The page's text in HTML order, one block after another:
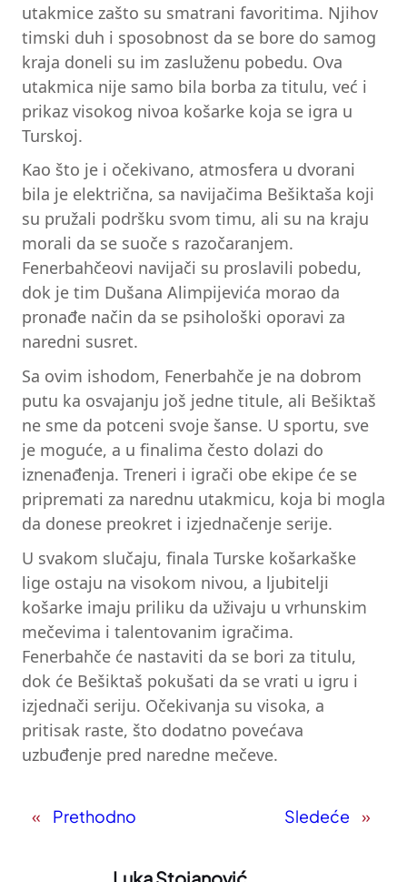
utakmice zašto su smatrani favoritima. Njihov
timski duh i sposobnost da se bore do samog
kraja doneli su im zasluženu pobedu. Ova
utakmica nije samo bila borba za titulu, već i
prikaz visokog nivoa košarke koja se igra u
Turskoj.
Kao što je i očekivano, atmosfera u dvorani
bila je električna, sa navijačima Bešiktaša koji
su pružali podršku svom timu, ali su na kraju
morali da se suoče s razočaranjem.
Fenerbahčeovi navijači su proslavili pobedu,
dok je tim Dušana Alimpijevića morao da
pronađe način da se psihološki oporavi za
naredni susret.
Sa ovim ishodom, Fenerbahče je na dobrom
putu ka osvajanju još jedne titule, ali Bešiktaš
ne sme da potceni svoje šanse. U sportu, sve
je moguće, a u finalima često dolazi do
iznenađenja. Treneri i igrači obe ekipe će se
pripremati za narednu utakmicu, koja bi mogla
da donese preokret i izjednačenje serije.
U svakom slučaju, finala Turske košarkaške
lige ostaju na visokom nivou, a ljubitelji
košarke imaju priliku da uživaju u vrhunskim
mečevima i talentovanim igračima.
Fenerbahče će nastaviti da se bori za titulu,
dok će Bešiktaš pokušati da se vrati u igru i
izjednači seriju. Očekivanja su visoka, a
pritisak raste, što dodatno povećava
uzbuđenje pred naredne mečeve.
« Prethodno Sledeće »